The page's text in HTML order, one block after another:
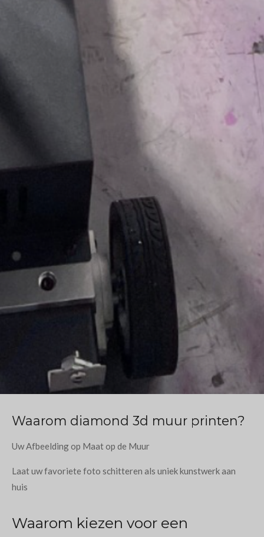
Waarom diamond 3d muur printen?
Uw Afbeelding op Maat op de Muur
Laat uw favoriete foto schitteren als uniek kunstwerk aan
huis
Waarom kiezen voor een